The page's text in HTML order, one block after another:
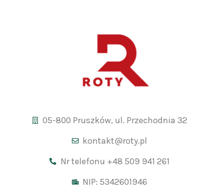
05-800 Pruszków, ul. Przechodnia 32
kontakt@roty.pl
Nr telefonu +48 509 941 261
NIP: 5342601946